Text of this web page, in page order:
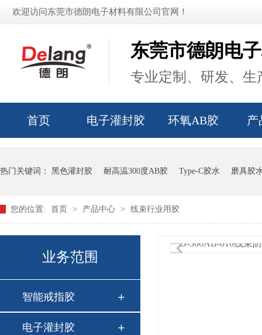
欢迎访问东莞市德朗电子材料有限公司官网！
东莞市德朗电
专业定制、研发、生
首页 电子灌封胶 环氧AB胶 产
热门关键词： 黑色灌封胶 耐高温300度AB胶 Type-C胶水 磨具胶
您的位置: 首页 > 产品中心 > 线束行业用胶
业务范围
智能戒指胶
电子灌封胶